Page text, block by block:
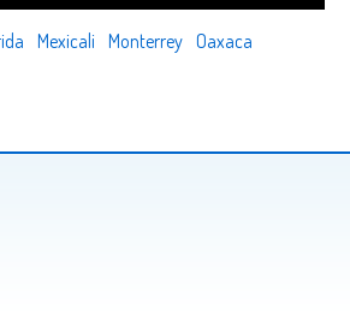
Mexicali Monterrey Oaxaca